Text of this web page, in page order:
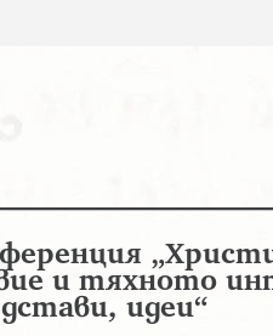
и тяхното
идеи“